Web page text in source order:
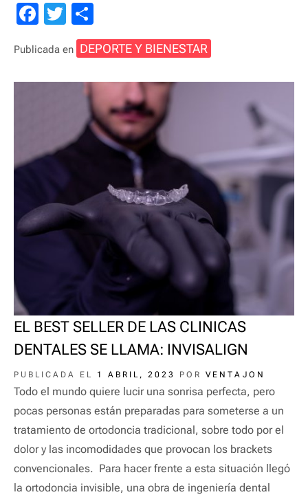
F
c
e
o
T
wi
tt
er
o
m
p
ar
tir
Publicada en DEPORTE Y BIENESTAR
EL BEST SELLER DE LAS CLINICAS
DENTALES SE LLAMA: INVISALIGN
PUBLICADA EL 1 ABRIL, 2023 POR VENTAJON
Todo el mundo quiere lucir una sonrisa perfecta, pero
pocas personas están preparadas para someterse a un
tratamiento de ortodoncia tradicional, sobre todo por el
dolor y las incomodidades que provocan los brackets
convencionales. Para hacer frente a esta situación llegó
la ortodoncia invisible, una obra de ingeniería dental